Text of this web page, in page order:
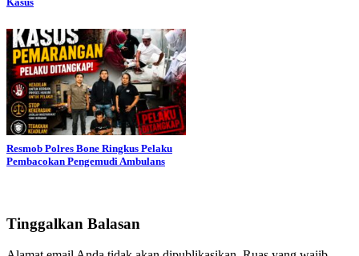
Resmob Polres Bone Ringkus Pelaku
Pembacokan Pengemudi Ambulans
Tinggalkan Balasan